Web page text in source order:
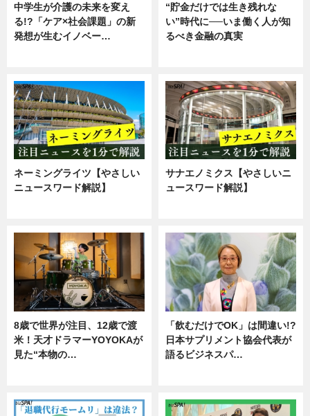
中学生が介護の未来を変え
る!?「ケア×社会課題」の新
発想が生むイノベー…
“貯金だけでは生き残れな
い”時代に──いま働く人が知
るべき金融の真実
ネーミングライツ【やさしい
ニュースワード解説】
サナエノミクス【やさしいニ
ュースワード解説】
8歳で世界が注目、12歳で渡
米！天才ドラマーYOYOKAが
見た“本物の…
「飲むだけでOK」は間違い!?
日本サプリメント協会代表が
語るビジネスパ…